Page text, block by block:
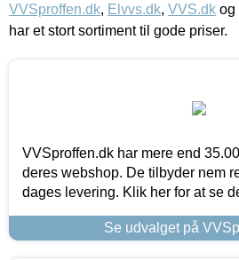
VVSproffen.dk, Elvvs.dk, VVS.dk og
har et stort sortiment til gode priser.
VVSproffen.dk har mere end
deres webshop. De tilbyder nem
dages levering. Klik her for at se
Se udvalget på